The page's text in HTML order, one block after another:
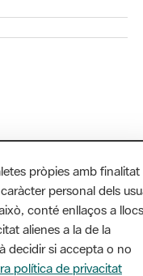
Badajoz, 49. 08005
pròpies amb finalitat
personal dels
conté enllaços a llocs
alienes a la de la
decidir si accepta o no
política de privacitat